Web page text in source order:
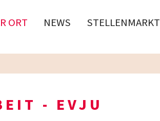
ORT NEWS STELLENMARKT
- EVJU